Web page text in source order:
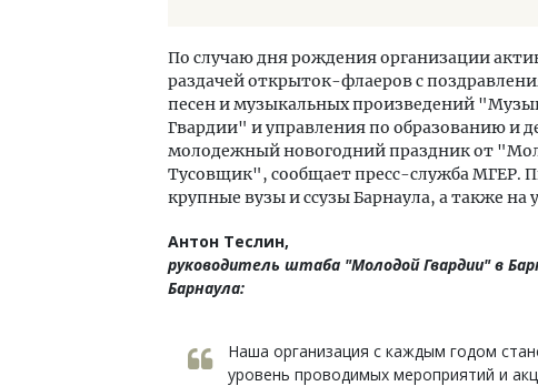
По случаю дня рождения организации
раздачей открыток-флаеров с
песен и музыкальных произведений
Гвардии" и управления по образованию и
молодежный новогодний праздник от
Тусовщик", сообщает пресс-служба МГЕР.
крупные вузы и ссузы Барнаула, а также на
Антон Теслин,
руководитель штаба "Молодой Гвардии" в
Барнаула:
Наша организация с каждым годом
уровень проводимых мероприятий и